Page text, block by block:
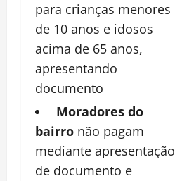
para crianças menores
de 10 anos e idosos
acima de 65 anos,
apresentando
documento
Moradores do
bairro não pagam
mediante apresentação
de documento e